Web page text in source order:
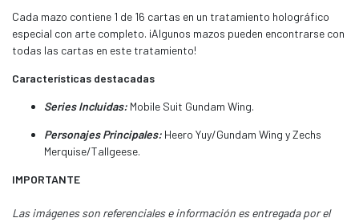
Cada mazo contiene 1 de 16 cartas en un tratamiento holográfico
especial con arte completo. ¡Algunos mazos pueden encontrarse con
todas las cartas en este tratamiento!
Características destacadas
Series Incluidas: Mobile Suit Gundam Wing.
Personajes Principales: Heero Yuy/Gundam Wing y Zechs
Merquise/Tallgeese.
IMPORTANTE
Las imágenes son referenciales e información es entregada por el